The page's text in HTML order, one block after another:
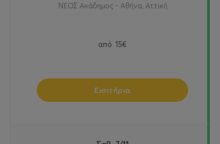
ΝΕΟΣ Ακάδημος - Αθήνα, Αττική
από 15€
Εισιτήρια